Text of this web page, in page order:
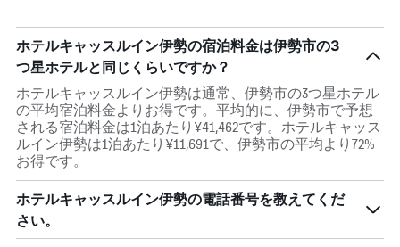
ホテルキャッスルイン伊勢の宿泊料金は伊勢市の3
つ星ホテルと同じくらいですか？
ホテルキャッスルイン伊勢は通常、伊勢市の3つ星ホテル
の平均宿泊料金よりお得です。平均的に、伊勢市で予想
される宿泊料金は1泊あたり¥41,462です。ホテルキャッス
ルイン伊勢は1泊あたり¥11,691で、伊勢市の平均より72%
お得です。
ホテルキャッスルイン伊勢の電話番号を教えてくだ
さい。